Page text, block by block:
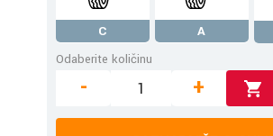
C A
Odaberite količinu
- +